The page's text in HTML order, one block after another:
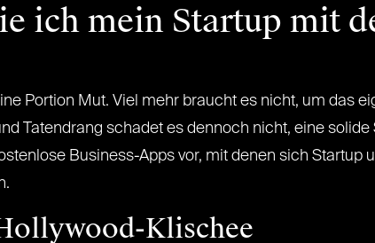
ich mein Startup mit
Portion Mut. Viel mehr braucht es nicht, um das
Tatendrang schadet es dennoch nicht, eine
Business-Apps vor, mit denen sich Startup
Klischee